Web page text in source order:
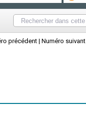
précédent| Numéro suivant